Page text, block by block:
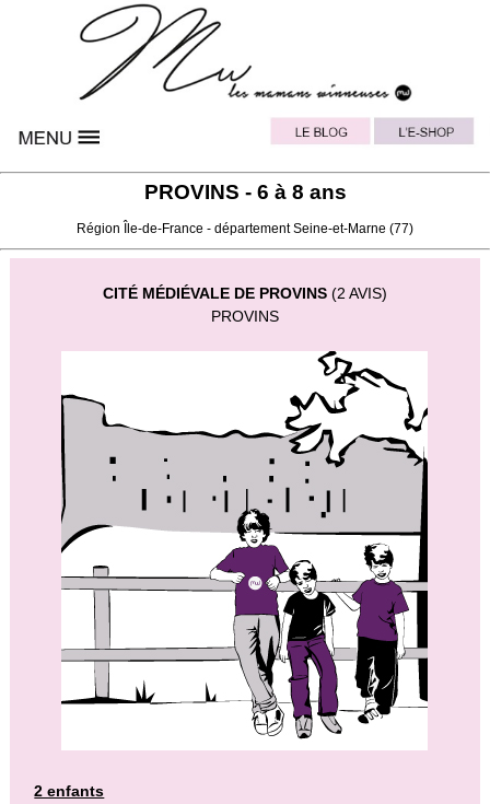
PROVINS - 6 à 8 ans
Région Île-de-France - départementSeine-et-Marne (77)
CITÉ MÉDIÉVALE DE PROVINS(2 AVIS)
PROVINS
2 enfants